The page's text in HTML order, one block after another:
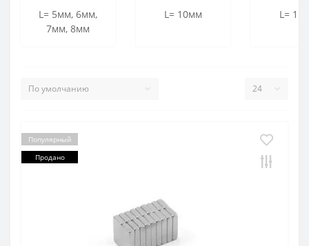
L= 5мм, 6мм,
7мм, 8мм
L= 10мм L=
Популярный
Продано